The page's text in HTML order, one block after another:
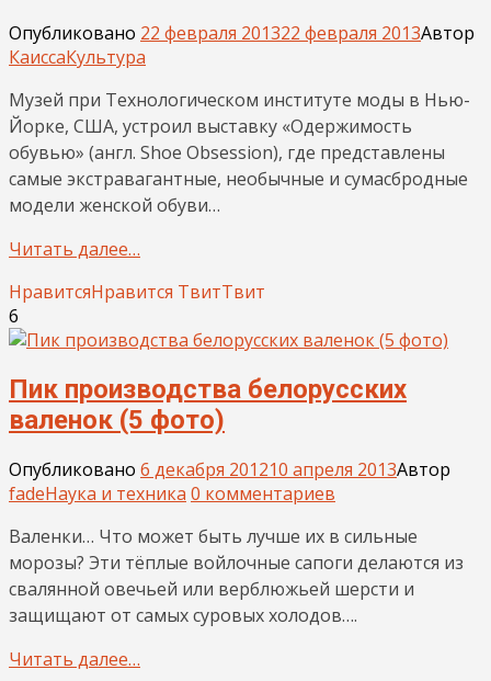
Опубликовано 22 февраля 201322 февраля 2013Автор
КаиссаКультура
Музей при Технологическом институте моды в Нью-
Йорке, США, устроил выставку «Одержимость
обувью» (англ. Shoe Obsession), где представлены
самые экстравагантные, необычные и сумасбродные
модели женской обуви…
Читать далее…
НравитсяНравится ТвитТвит
6
Пик производства белорусских
валенок (5 фото)
Опубликовано 6 декабря 201210 апреля 2013Автор
fadeНаука и техника 0 комментариев
Валенки… Что может быть лучше их в сильные
морозы? Эти тёплые войлочные сапоги делаются из
свалянной овечьей или верблюжьей шерсти и
защищают от самых суровых холодов….
Читать далее…